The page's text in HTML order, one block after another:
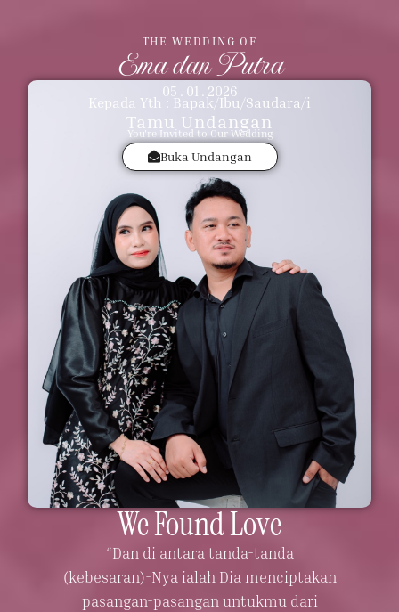
THE WEDDING OF
Ema dan Putra
05 . 01 . 2026
Kepada Yth : Bapak/Ibu/Saudara/i
Tamu Undangan
You're Invited to Our Wedding
Buka Undangan
We Found Love
“Dan di antara tanda-tanda
(kebesaran)-Nya ialah Dia menciptakan
pasangan-pasangan untukmu dari